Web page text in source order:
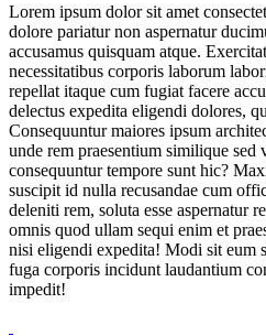
Lorem ipsum dolor sit amet
dolore pariatur non aspernatur
accusamus quisquam atque.
necessitatibus corporis laborum
repellat itaque cum fugiat facere
delectus expedita eligendi dolores,
Consequuntur maiores ipsum
unde rem praesentium similique sed
consequuntur tempore sunt hic?
suscipit id nulla recusandae cum
deleniti rem, soluta esse aspernatur
omnis quod ullam sequi enim et
nisi eligendi expedita! Modi sit eum
fuga corporis incidunt laudantium
impedit!